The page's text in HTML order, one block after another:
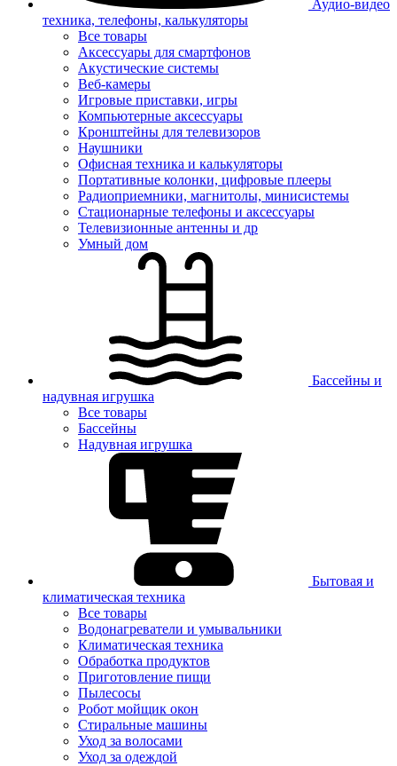
Аудио-видео
техника, телефоны, калькуляторы
Все товары
Аксессуары для смартфонов
Акустические системы
Веб-камеры
Игровые приставки, игры
Компьютерные аксессуары
Кронштейны для телевизоров
Наушники
Офисная техника и калькуляторы
Портативные колонки, цифровые плееры
Радиоприемники, магнитолы, минисистемы
Стационарные телефоны и аксессуары
Телевизионные антенны и др
Умный дом
Бассейны и
надувная игрушка
Все товары
Бассейны
Надувная игрушка
Бытовая и
климатическая техника
Все товары
Водонагреватели и умывальники
Климатическая техника
Обработка продуктов
Приготовление пищи
Пылесосы
Робот мойщик окон
Стиральные машины
Уход за волосами
Уход за одеждой